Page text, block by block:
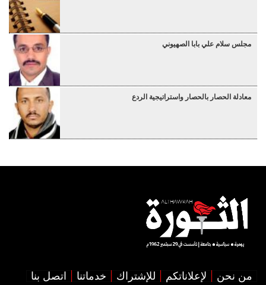
مجلس سلام علي بابا الصهيوني
معادلة الحصار بالحصار واستراتيجية الردع
من نحن لإعلاناتكم للإشتراك خدماتنا اتصل بنا